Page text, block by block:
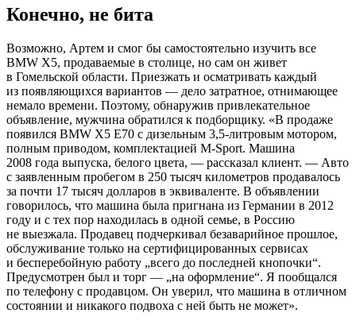
Конечно, не бита
Возможно, Артем и смог бы самостоятельно изучить все
BMW Х5, продаваемые в столице, но сам он живет
в Гомельской области. Приезжать и осматривать каждый
из появляющихся вариантов — дело затратное, отнимающее
немало времени. Поэтому, обнаружив привлекательное
объявление, мужчина обратился к подборщику. «В продаже
появился BMW Х5 Е70 с дизельным 3,5-литровым мотором,
полным приводом, комплектацией M-Sport. Машина
2008 года выпуска, белого цвета, — рассказал клиент. — Авто
с заявленным пробегом в 250 тысяч километров продавалось
за почти 17 тысяч долларов в эквиваленте. В объявлении
говорилось, что машина была пригнана из Германии в 2012
году и с тех пор находилась в одной семье, в Россию
не выезжала. Продавец подчеркивал безаварийное прошлое,
обслуживание только на сертифицированных сервисах
и бесперебойную работу „всего до последней кнопочки“.
Предусмотрен был и торг — „на оформление“. Я пообщался
по телефону с продавцом. Он уверил, что машина в отличном
состоянии и никакого подвоха с ней быть не может».